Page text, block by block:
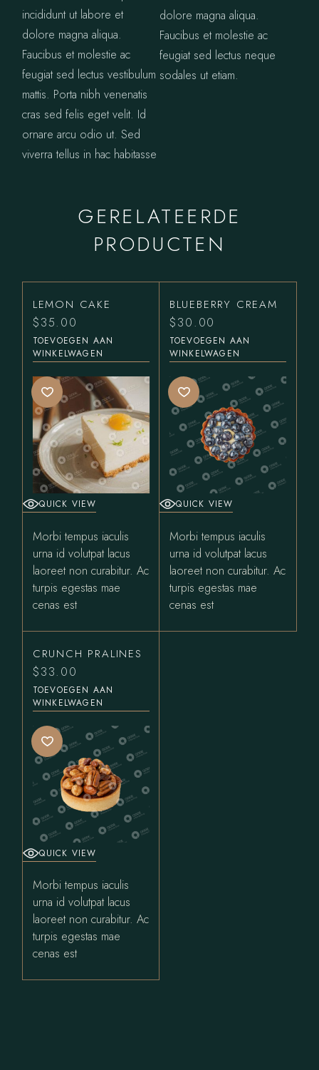
incididunt ut labore et
dolore magna aliqua.
Faucibus et molestie ac
feugiat sed lectus vestibulum
mattis. Porta nibh venenatis
cras sed felis eget velit. Id
ornare arcu odio ut. Sed
viverra tellus in hac habitasse
dolore magna aliqua.
Faucibus et molestie ac
feugiat sed lectus neque
sodales ut etiam.
GERELATEERDE
PRODUCTEN
LEMON CAKE
$35.00
TOEVOEGEN AAN
WINKELWAGEN
QUICK VIEW
Morbi tempus iaculis
urna id volutpat lacus
laoreet non curabitur. Ac
turpis egestas mae
cenas est
BLUEBERRY CREAM
$30.00
TOEVOEGEN AAN
WINKELWAGEN
QUICK VIEW
Morbi tempus iaculis
urna id volutpat lacus
laoreet non curabitur. Ac
turpis egestas mae
cenas est
CRUNCH PRALINES
$33.00
TOEVOEGEN AAN
WINKELWAGEN
QUICK VIEW
Morbi tempus iaculis
urna id volutpat lacus
laoreet non curabitur. Ac
turpis egestas mae
cenas est